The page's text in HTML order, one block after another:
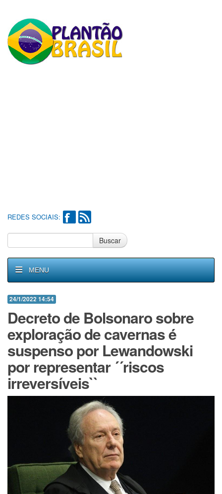
REDES SOCIAIS:
Buscar
MENU
24/1/2022 14:54
Decreto de Bolsonaro sobre
exploração de cavernas é
suspenso por Lewandowski
por representar ´´riscos
irreversíveis``